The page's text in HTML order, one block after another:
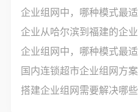
企业组网中，哪种模式最适
企业从哈尔滨到福建的企
企业组网中，哪种模式最适
国内连锁超市企业组网方案
搭建企业组网需要解决哪些